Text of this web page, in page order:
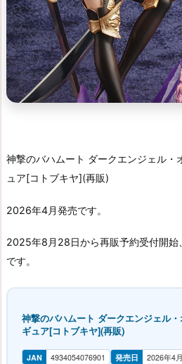
神撃のバハムート ダークエンジェル・
ュア[コトブキヤ](再販)
2026年4月発売です。
2025年8月28日から再販予約受付開
です。
神撃のバハムート ダークエンジェル
ギュア[コトブキヤ](再販)
JAN 4934054076901 発売日 2026年4月